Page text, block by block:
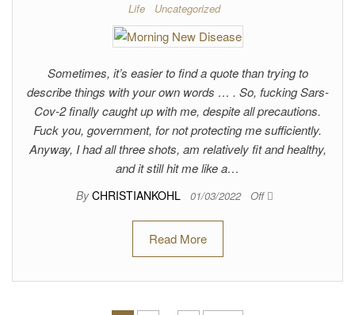
Life Uncategorized
Sometimes, it’s easier to find a quote than trying to
describe things with your own words … . So, fucking Sars-
Cov-2 finally caught up with me, despite all precautions.
Fuck you, government, for not protecting me sufficiently.
Anyway, I had all three shots, am relatively fit and healthy,
and it still hit me like a…
By CHRISTIANKOHL 01/03/2022 Off
Read More